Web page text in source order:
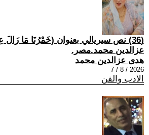
(36) نص سيريالي بعنوان (خَمْرُنَا مَا زَالَ
عزالدين محمد.مصر.
هدى عزالدين محمد
2026 / 8 / 7
الادب والفن